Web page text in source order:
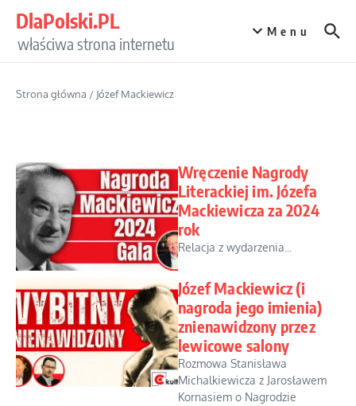
DlaPolski.PL
właściwa strona internetu
Menu
Strona główna / Józef Mackiewicz
Wręczenie Nagrody
Literackiej im. Józefa
Mackiewicza za 2024
rok
Relacja z wydarzenia...
Józef Mackiewicz (i
nagroda jego imienia)
znienawidzony przez
lewicowe salony
Rozmowa Stanisława
Michalkiewicza z Jarosławem
Kornasiem o Nagrodzie